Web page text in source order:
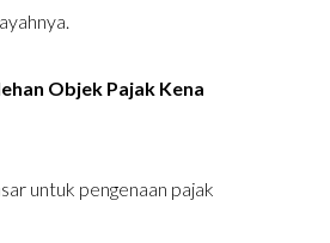
Objek Pajak Kena
untuk pengenaan pajak